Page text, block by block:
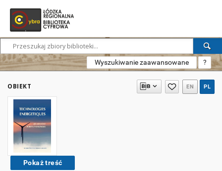
Wyszukiwanie zaawansowane ?
OBIEKT EN PL
Pokaż treść